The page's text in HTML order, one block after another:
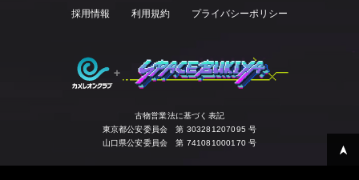
採用情報 利用規約 プライバシーポリシー
古物営業法に基づく表記
東京都公安委員会 第 303281207095 号
山口県公安委員会 第 741081000170 号